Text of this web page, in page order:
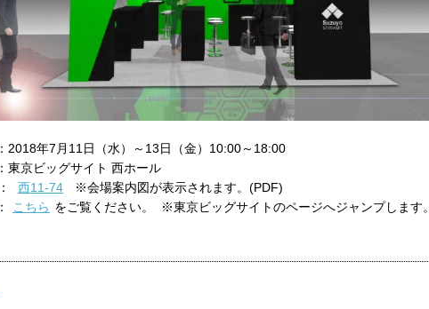
：2018年7月11日（水）～13日（金）10:00～18:00
：東京ビッグサイト 西ホール
： 西11-74
※会場案内図が表示されます。(PDF)
： こちら をご覧ください。 ※東京ビッグサイトのページへジャンプします。